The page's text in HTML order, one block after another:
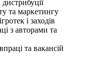
та маркетингу
і заходів
з авторами та
та вакансій